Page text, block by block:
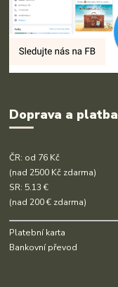
Doprava a platba
ČR: od 76 Kč
(nad 2500 Kč zdarma)
SR: 5.13 €
(nad 200 € zdarma)
Platební karta
Bankovní převod